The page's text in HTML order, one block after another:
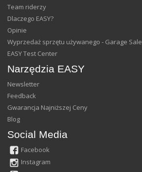
Team riderzy
Dlaczego EASY?
Opinie
Wyprzedaż sprzętu używanego - Garage Sale
EASY Test Center
Narzędzia EASY
Newsletter
Feedback
Gwarancja Najniższej Ceny
Blog
Social Media
Facebook
Instagram